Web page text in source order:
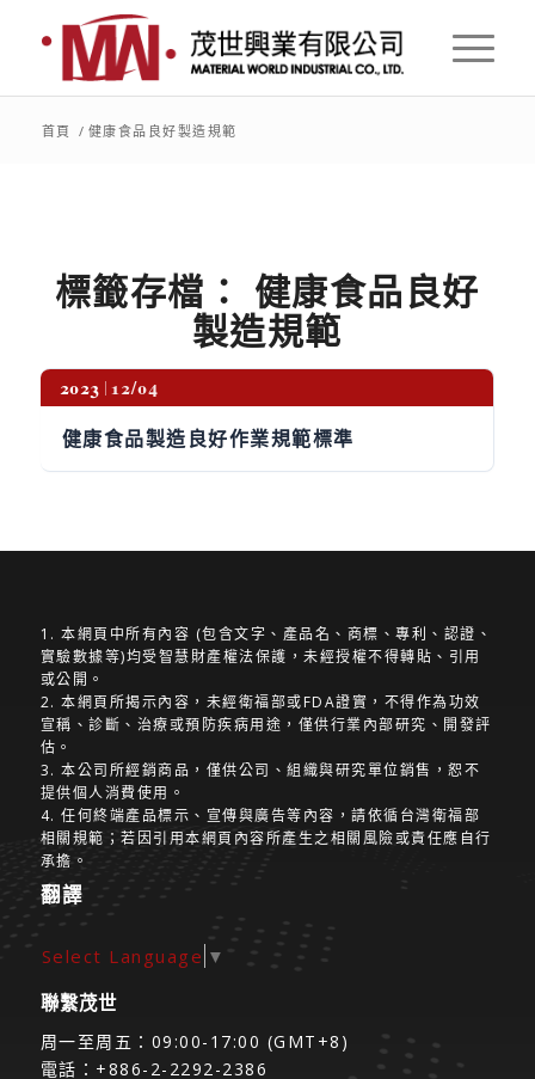
首頁 / 健康食品良好製造規範
標籤存檔： 健康食品良好
製造規範
2023 12/04
健康食品製造良好作業規範標準
1. 本網頁中所有內容 (包含文字、產品名、商標、專利、認證、
實驗數據等)均受智慧財產權法保護，未經授權不得轉貼、引用
或公開。
2. 本網頁所揭示內容，未經衛福部或FDA證實，不得作為功效
宣稱、診斷、治療或預防疾病用途，僅供行業內部研究、開發評
估。
3. 本公司所經銷商品，僅供公司、組織與研究單位銷售，恕不
提供個人消費使用。
4. 任何終端產品標示、宣傳與廣告等內容，請依循台灣衛福部
相關規範；若因引用本網頁內容所產生之相關風險或責任應自行
承擔。
翻譯
Select Language ▼
聯繫茂世
周一至周五：09:00-17:00 (GMT+8)
電話：+886-2-2292-2386